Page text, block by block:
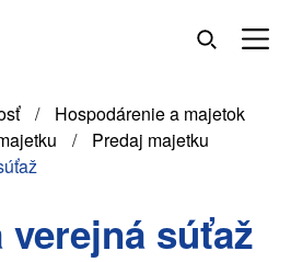
Hospodárenie a majetok
Predaj majetku
súťaž